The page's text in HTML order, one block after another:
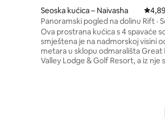
Seoska kućica – Naivasha
Panoramski pogled na dolinu Rift ·
kuća s 4 spavaće sobe u
Ova prostrana kućica s 4 spavaće
smještena je na nadmorskoj visini
metara u sklopu odmarališta Great
Valley Lodge & Golf Resort, a iz nje
prostor, privatnost i prirodne
po želji možete imati pristup